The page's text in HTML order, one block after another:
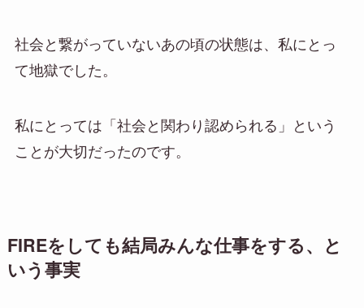
社会と繋がっていないあの頃の状態は、私にとっ
て地獄でした。
私にとっては「社会と関わり認められる」という
ことが大切だったのです。
FIREをしても結局みんな仕事をする、と
いう事実